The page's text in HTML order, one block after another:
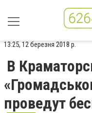
13:25, 12 березня 2018 р.
В
проведут